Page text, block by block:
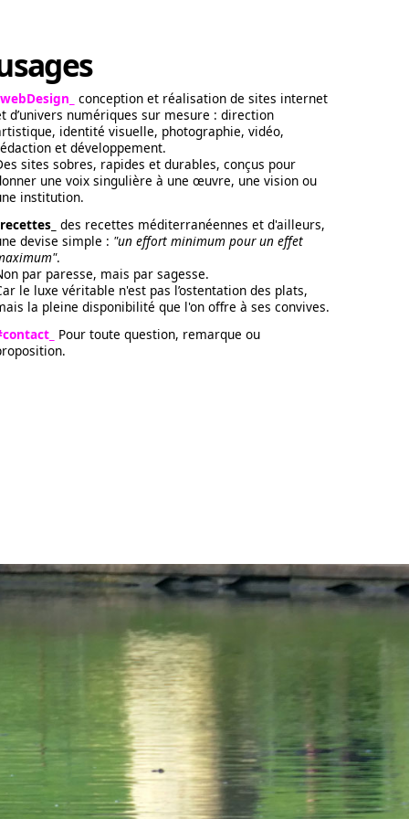
conception et réalisation de sites internet
d’univers numériques sur mesure : direction
identité visuelle, photographie, vidéo,
et développement.
sites sobres, rapides et durables, conçus pour
une voix singulière à une œuvre, une vision ou
institution.
des recettes méditerranéennes et d'ailleurs,
devise simple : "un effort minimum pour un effet
.
par paresse, mais par sagesse.
le luxe véritable n'est pas l’ostentation des plats,
la pleine disponibilité que l'on offre à ses convives.
Pour toute question, remarque ou